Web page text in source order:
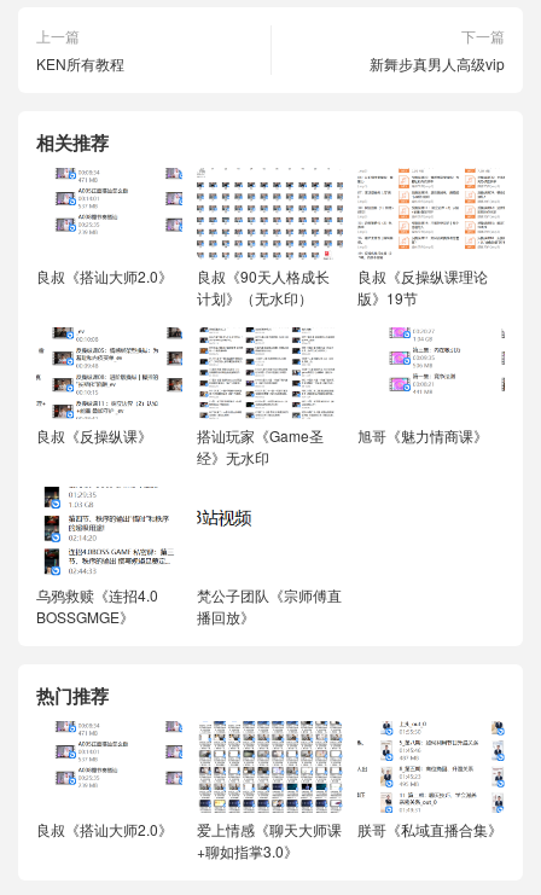
上一篇
KEN所有教程
下一篇
新舞步真男人高级vip
相关推荐
良叔《搭讪大师2.0》
良叔《90天人格成长
计划》（无水印）
良叔《反操纵课理论
版》19节
良叔《反操纵课》
搭讪玩家《Game圣
经》无水印
旭哥《魅力情商课》
乌鸦救赎《连招4.0
BOSSGMGE》
梵公子团队《宗师傅直
播回放》
热门推荐
良叔《搭讪大师2.0》
爱上情感《聊天大师课
+聊如指掌3.0》
朕哥《私域直播合集》